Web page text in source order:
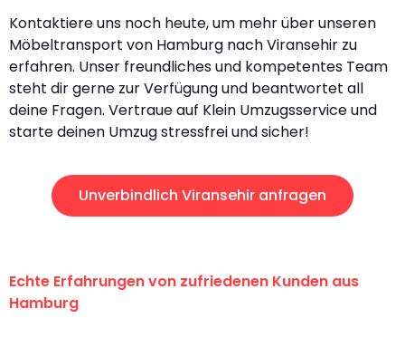
Kontaktiere uns noch heute, um mehr über unseren
Möbeltransport von Hamburg nach Viransehir zu
erfahren. Unser freundliches und kompetentes Team
steht dir gerne zur Verfügung und beantwortet all
deine Fragen. Vertraue auf Klein Umzugsservice und
starte deinen Umzug stressfrei und sicher!
Unverbindlich Viransehir anfragen
Echte Erfahrungen von zufriedenen Kunden aus
Hamburg